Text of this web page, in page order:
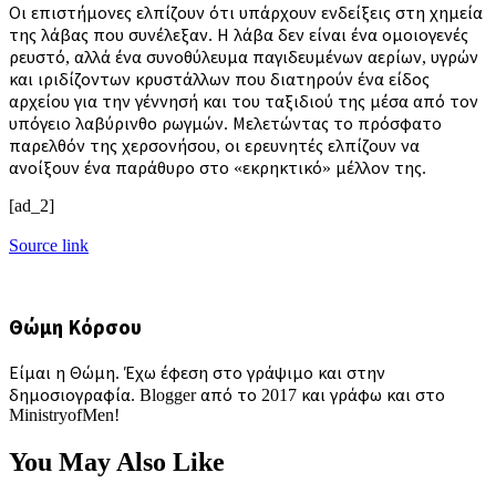
Οι επιστήμονες ελπίζουν ότι υπάρχουν ενδείξεις στη χημεία
της λάβας που συνέλεξαν. Η λάβα δεν είναι ένα ομοιογενές
ρευστό, αλλά ένα συνοθύλευμα παγιδευμένων αερίων, υγρών
και ιριδίζοντων κρυστάλλων που διατηρούν ένα είδος
αρχείου για την γέννησή και του ταξιδιού της μέσα από τον
υπόγειο λαβύρινθο ρωγμών. Μελετώντας το πρόσφατο
παρελθόν της χερσονήσου, οι ερευνητές ελπίζουν να
ανοίξουν ένα παράθυρο στο «εκρηκτικό» μέλλον της.
[ad_2]
Source link
Θώμη Κόρσου
Είμαι η Θώμη. Έχω έφεση στο γράψιμο και στην
δημοσιογραφία. Blogger από το 2017 και γράφω και στο
MinistryofMen!
You May Also Like